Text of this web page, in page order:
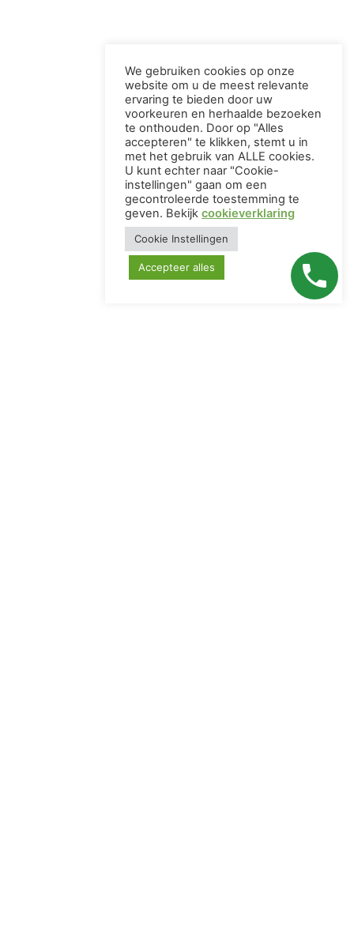
We gebruiken cookies op onze
website om u de meest relevante
ervaring te bieden door uw
voorkeuren en herhaalde bezoeken
te onthouden. Door op "Alles
accepteren" te klikken, stemt u in
met het gebruik van ALLE cookies.
U kunt echter naar "Cookie-
instellingen" gaan om een ​​
gecontroleerde toestemming te
geven. Bekijk cookieverklaring
Cookie Instellingen
Accepteer alles